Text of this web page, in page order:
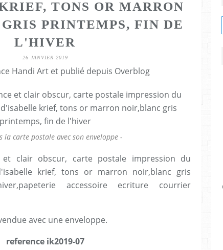
TONS OR MARRON
PRINTEMPS, FIN DE
L'HIVER
26 JANVIER 2019
Handi Art et publié depuis Overblog
la carte postale avec son enveloppe -
et clair obscur, carte postale impression du
krief, tons or marron noir,blanc gris
accessoire ecriture courrier
avec une enveloppe.
reference ik2019-07